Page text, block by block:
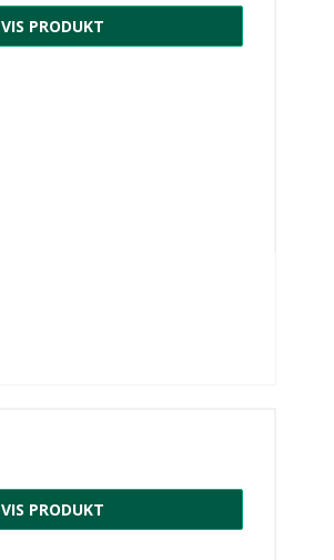
VIS PRODUKT
VIS PRODUKT